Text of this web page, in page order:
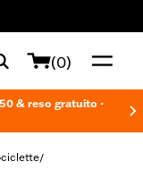
(0)
& reso gratuito -
/